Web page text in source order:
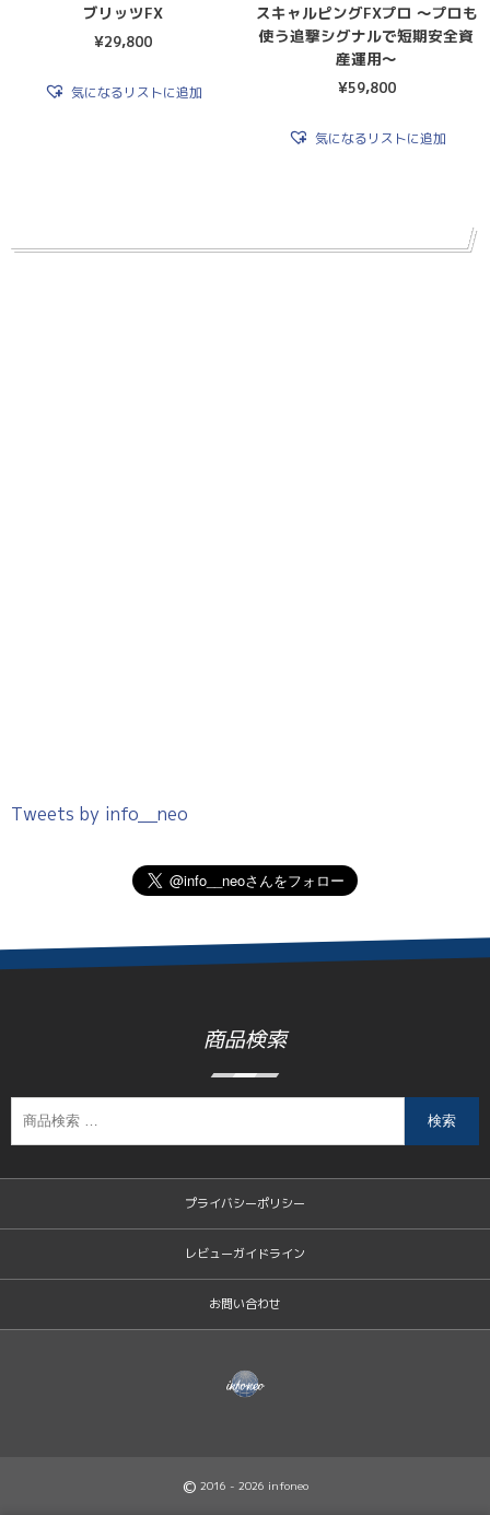
ブリッツFX
¥29,800
気になるリストに追加
スキャルピングFXプロ 〜プロも
使う追撃シグナルで短期安全資
産運用〜
¥59,800
気になるリストに追加
Tweets by info__neo
商品検索
検索
プライバシーポリシー
レビューガイドライン
お問い合わせ
© 2016 - 2026 infoneo